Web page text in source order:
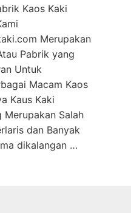
Kaos Kaki
Merupakan
Pabrik yang
Untuk
Macam Kaos
Kaus Kaki
Merupakan Salah
dan Banyak
dikalangan …